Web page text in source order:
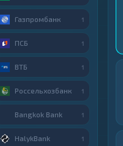
Газпромбанк 1
ПСБ 1
ВТБ 1
Россельхозбанк 1
Bangkok Bank 1
HalykBank 1